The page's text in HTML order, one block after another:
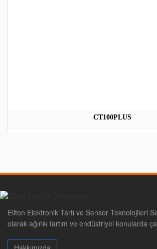
CT100PLUS
Eliton Elektronik Tartı ve Sensor Teknolojileri
olarak ağırlık tartım ve endüstriyel konularda